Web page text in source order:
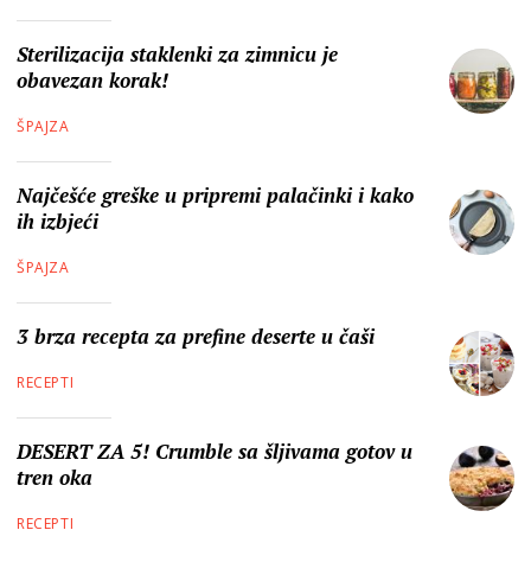
Sterilizacija staklenki za zimnicu je
obavezan korak!
ŠPAJZA
Najčešće greške u pripremi palačinki i kako
ih izbjeći
ŠPAJZA
3 brza recepta za prefine deserte u čaši
RECEPTI
DESERT ZA 5! Crumble sa šljivama gotov u
tren oka
RECEPTI